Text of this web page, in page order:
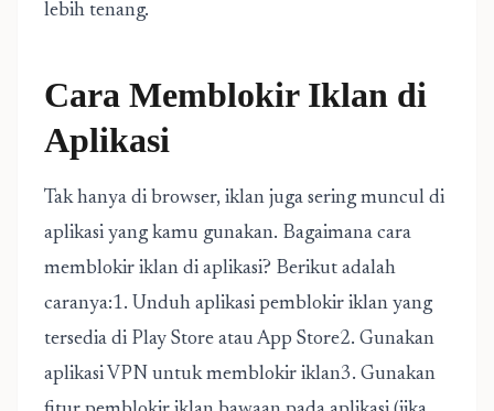
lebih tenang.
Cara Memblokir Iklan di
Aplikasi
Tak hanya di browser, iklan juga sering muncul di
aplikasi yang kamu gunakan. Bagaimana cara
memblokir iklan di aplikasi? Berikut adalah
caranya:1. Unduh aplikasi pemblokir iklan yang
tersedia di Play Store atau App Store2. Gunakan
aplikasi VPN untuk memblokir iklan3. Gunakan